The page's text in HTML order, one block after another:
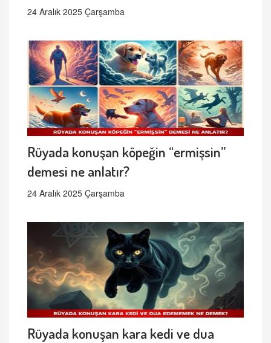
24 Aralık 2025 Çarşamba
Rüyada konuşan köpeğin “ermişsin”
demesi ne anlatır?
24 Aralık 2025 Çarşamba
Rüyada konuşan kara kedi ve dua